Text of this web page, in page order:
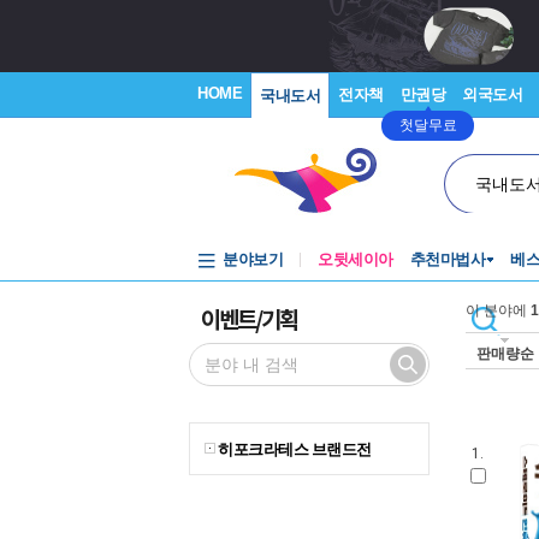
HOME 국내도서 전자책 만권당
첫달무료
외국도서
국내도
분야보기 오뒷세이아 추천마법사 베
이벤트/기획
히포크라테스 브랜드전
이 분야에
판매량순
1.